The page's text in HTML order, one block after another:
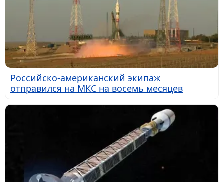
Российско-американский экипаж
отправился на МКС на восемь месяцев